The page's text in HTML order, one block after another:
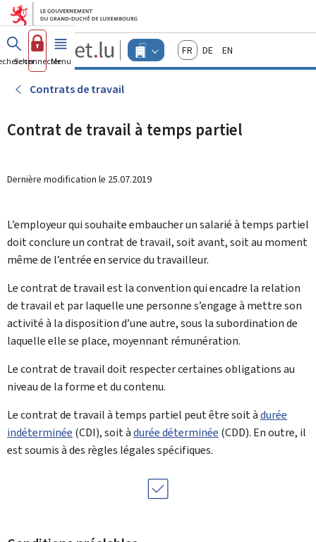
Aller au menu principal
Aller au contenu
Guichet.lu
Changer
d'espace
actif
FrançaisDeutschEnglish
Se connecterMenu principal
Contrats de travail
Contrat de travail à temps partiel
Dernière modification le 25.07.2019
L’employeur qui souhaite embaucher un salarié à temps partiel
doit conclure un contrat de travail, soit avant, soit au moment
même de l’entrée en service du travailleur.
Le contrat de travail est la convention qui encadre la relation
de travail et par laquelle une personne s’engage à mettre son
activité à la disposition d’une autre, sous la subordination de
laquelle elle se place, moyennant rémunération.
Le contrat de travail doit respecter certaines obligations au
niveau de la forme et du contenu.
Le contrat de travail à temps partiel peut être soit àdurée
indéterminée (CDI), soit àdurée déterminée (CDD). En outre, il
est soumis à des règles légales spécifiques.